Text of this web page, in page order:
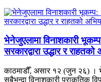
भेनेजुएलामा विनाशकारी
सरकारद्वारा उद्धार र
काठमाडौँ, असार १२ (जुन २६)
सबैभन्दा विनाशकारी प्राकृतिक